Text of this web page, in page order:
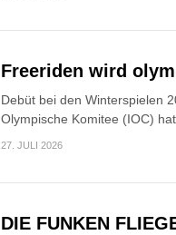
Freeriden wird
Debüt bei den Winterspielen
Olympische Komitee (IOC)
27. JULI 2026
DIE FUNKEN